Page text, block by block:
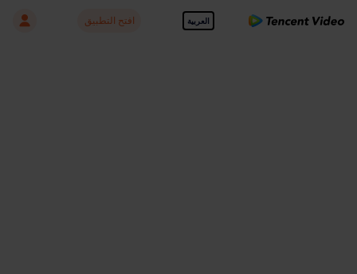
العربية افتح التطبيق